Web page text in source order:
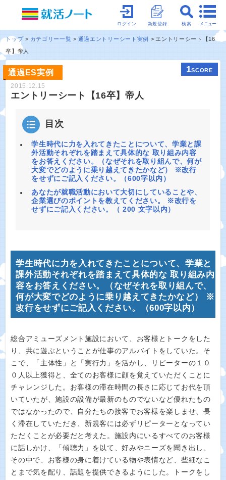
メニュー
検索
新規登録
ログイン
トップ カテゴリー一覧 通過エントリーシート実例
エントリーシート【16
卒】帝人
通過ES実例 1SCORE
2015.12.15
エントリーシート【16卒】帝人
目次
学生時代に力を入れてきたことについて、学業と課
外活動それぞれを踏まえて具体的な 取り組み内容
をお答えください。（なぜそれを取り組んで、何が
大変でどのように乗り越えてきたかなど） ※改行
をせずにご記入ください。（600字以内）
あなたが就職活動において大切にしていることや、
企業選びのポイントを教えてください。 ※改行を
せずにご記入ください。（ 200 文字以内）
学生時代に力を入れてきたことについて、学業と
課外活動それぞれを踏まえて具体的な 取り組み内
容をお答えください。（なぜそれを取り組んで、
何が大変でどのように乗り越えてきたかなど） ※
改行をせずにご記入ください。（600字以内）
総合アミューズメント施設において、お客様とトークをした
り、共に遊ぶということが仕事のアルバイトをしていた。そ
こで、「主体性」と「実行力」を活かし、リピーターの１０
０人以上獲得と、全てのお客様に顔を覚えていただくことに
チャレンジした。お客様の滞在時間の長さに応じてお代を頂
いていたが、施設の設備が最新のものでないなど優れたもの
ではなかったので、自分たちの接客でお客様を楽しませ、長
く滞在していただき、新規客には必ずリピーターとなってい
ただくことが必要だと考えた。施設内にいるすべてのお客様
に話しかけ、「傾聴力」を以て、好みやニーズを聞き出し、
その中で、お客様の身に着けている物や表情など、些細なこ
とまで気を配り、話題を提供できるようにした。トークをし